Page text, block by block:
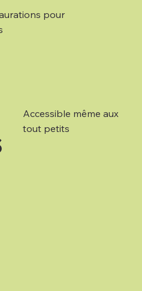
pour
Accessible même aux
tout petits